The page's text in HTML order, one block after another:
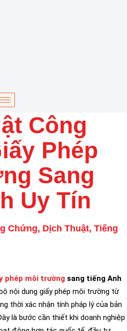
Công
Phép
Sang
Uy Tín
Chứng, Dịch Thuật, Tiếng
phép môi trường sang tiếng Anh
nội dung giấy phép môi trường từ
thời xác nhận tính pháp lý của bản
là bước cần thiết khi doanh nghiệp